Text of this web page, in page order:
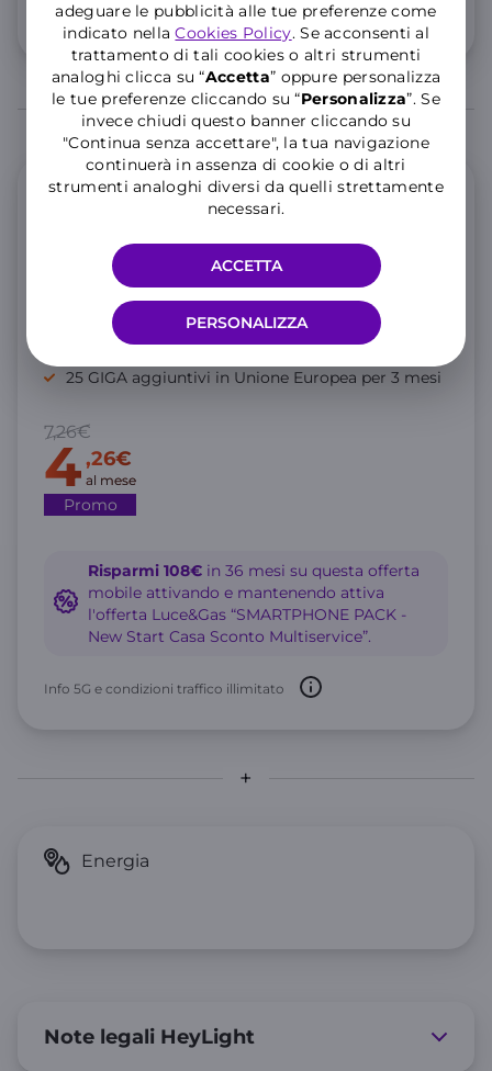
adeguare le pubblicità alle tue preferenze come
indicato nellaCookies Policy. Se acconsenti al
trattamento di tali cookies o altri strumenti
analoghi clicca su “Accetta” oppure personalizza
le tue preferenze cliccando su “Personalizza”. Se
invece chiudi questo banner cliccando su
"Continua senza accettare", la tua navigazione
continuerà in assenza di cookie o di altri
strumenti analoghi diversi da quelli strettamente
necessari.
PERSONALIZZA
ACCETTA
Dettaglio costi
WINDTRE Mobile online
Offerta Mobile
GIGA illimitati in 5G Full Speed
Minuti illimitati e 200 SMS
25 GIGA aggiuntivi in Unione Europea per 3 mesi
7,26€
4,26€
al mese
Promo
Risparmi 108€ in 36 mesi su questa offerta
mobile attivando e mantenendo attiva
l'offerta Luce&Gas “SMARTPHONE PACK -
New Start Casa Sconto Multiservice”.
Info 5G e condizioni traffico illimitato
Note legali HeyLight